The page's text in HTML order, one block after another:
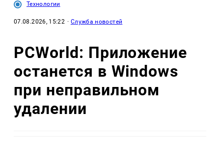
Технологии
07.08.2026, 15:22 · Служба новостей
PCWorld: Приложение
останется в Windows
при неправильном
удалении